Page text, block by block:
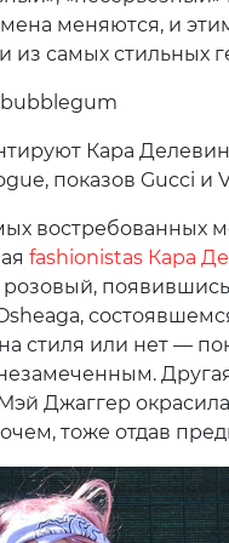
меняются, и
из самых стильных
Кара
показов Gucci и
востребованных
fashionistas Кара
стиля или нет —
Джаггер окрасила
тоже отдав